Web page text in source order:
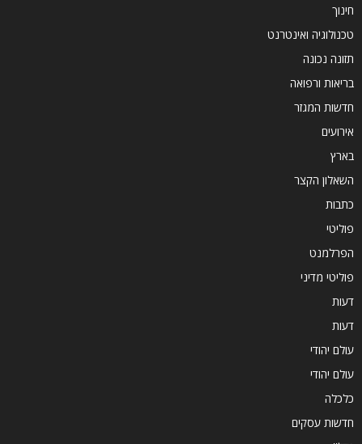
חינוך
טכנולוגיה ואינטרנט
תזונה נכונה
בריאות ורפואה
חדשות המגזר
אירועים
בארץ
השאלון הקצר
כתבות
פוליטי
הפרלמנט
פוליטי מדיני
דעות
דעות
עולם יהודי
עולם יהודי
כלכלה
חדשות עסקים